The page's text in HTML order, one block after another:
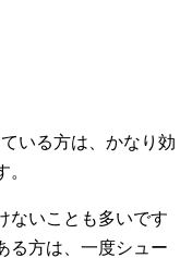
いる方は、かなり効
ないことも多いです
る方は、一度シュー